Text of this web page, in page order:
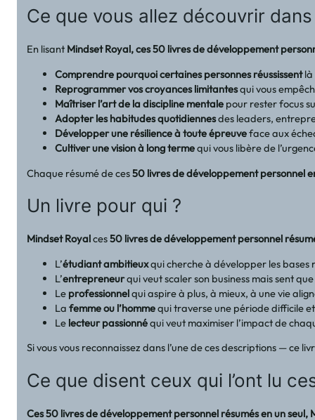
Ce que vous allez découvrir
En lisant Mindset Royal, ces 50 livres de développement
Comprendre pourquoi certaines personnes réussissentlà
Reprogrammer vos croyances limitantesqui vous
Maîtriser l’art de la discipline mentale pour rester focus
Adopter les habitudes quotidiennesdes leaders,
Développer une résilience à toute épreuveface aux
Cultiver une vision à long termequi vous libère de
Chaque résumé de ces50 livres de développement personnel
Un livre pour qui ?
Mindset Royalces50 livres de développement personnel
L’étudiant ambitieuxqui cherche à développer les bases
L’entrepreneurqui veut scaler son business mais sent
Le professionnelqui aspire à plus, à mieux, à une vie
Lafemme ou l’hommequi traverse une période difficile
Le lecteur passionnéqui veut maximiser l’impact de
Si vous vous reconnaissez dans l’une de ces descriptions — ce
Ce que disent ceux qui l’ont lu
Ces 50 livres de développement personnel résumés en un seul,